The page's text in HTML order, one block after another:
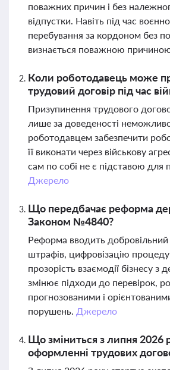
поважних причин і без
відпустки. Навіть під час
перебування за кордоном без
визнається поважною
Коли роботодавець може
трудовий договір під час
Призупинення трудового
лише за доведеності
роботодавцем забезпечити
її виконати через військову
сам по собі не є підставою для
Джерело
Що передбачає реформа
Законом №4840?
Реформа вводить добровільний
штрафів, цифровізацію
прозорість взаємодії бізнесу з
змінює підходи до перевірок,
прогнозованими і
порушень. Джерело
Що зміниться з липня 2026
оформленні трудових